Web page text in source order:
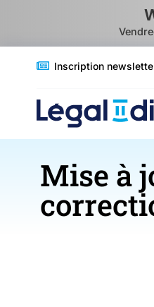
Inscription
Mise à